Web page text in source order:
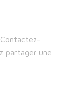
partager une